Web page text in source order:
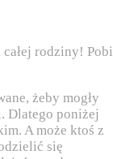
rodziny!
żeby mogły
Dlatego poniżej
A może ktoś z
się